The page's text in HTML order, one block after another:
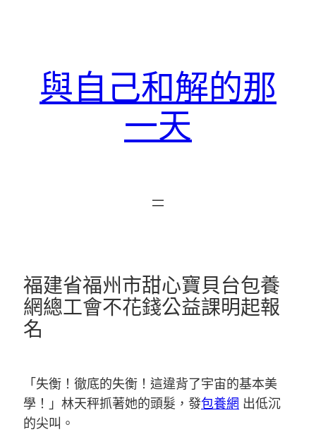
與自己和解的那
一天
福建省福州市甜心寶貝台包養
網總工會不花錢公益課明起報
名
「失衡！徹底的失衡！這違背了宇宙的基本美
學！」林天秤抓著她的頭髮，發包養網 出低沉
的尖叫。